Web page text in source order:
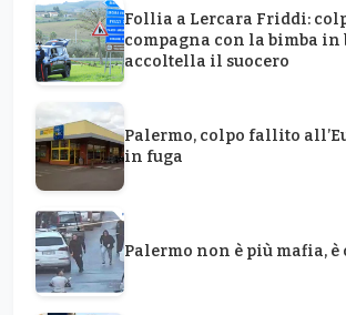
Follia a Lercara Friddi:
compagna con la bimba in
accoltella il suocero
Palermo, colpo fallito
in fuga
Palermo non è più mafia, è